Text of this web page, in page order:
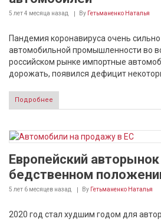
5 лет 4 месяца назад By Гетьманенко Наталья
Пандемия коронавируса очень
автомобильной промышленности во
российском рынке импортные
дорожать, появился дефицит
Подробнее
Европейский
бедственном
5 лет 6 месяцев назад By Гетьманенко Наталья
2020 год стал худшим годом для